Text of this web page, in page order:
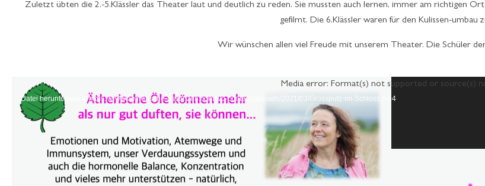
Zuletzt übten die 2.-5.Klässler das Theater laut und deutlich zu reden. Sie mussten auch lernen, immer am richtigen
gefilmt. Die 6.Klässler waren für den Kulissen-umbau
Wir wünschen allen viel Freude mit unserem Theater. Die Schüler
Video-
Player
Media error: Format(s) not supported or source(s)
Datei herunterladen: https://www.aetherische-essenzen.com/wp-content/uploads/2021/03/Grossputz-im-Schloss.mp4